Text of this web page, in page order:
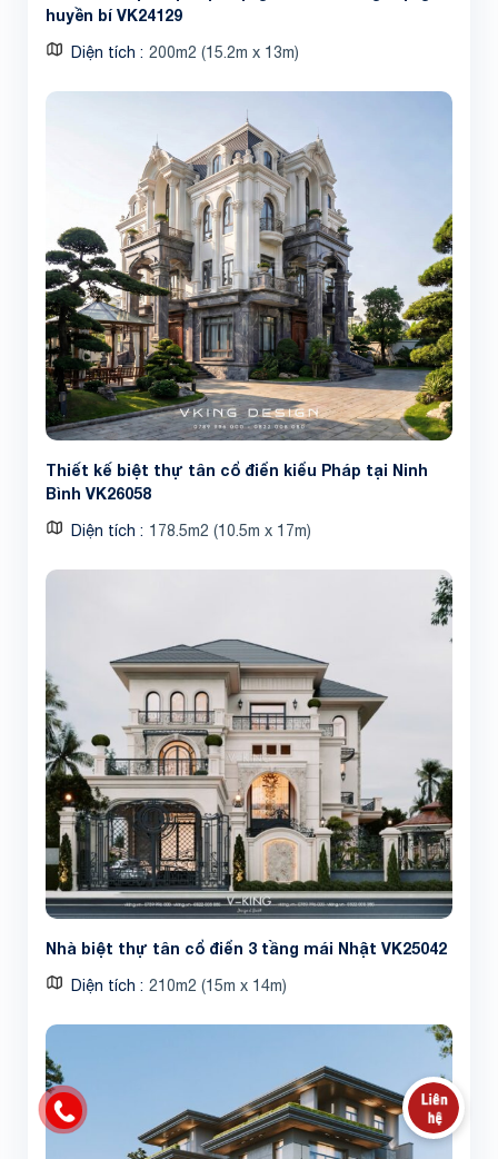
huyền bí VK24129
Diện tích 200m2 (15.2m x 13m)
Thiết kế biệt thự tân cổ điển kiểu Pháp tại Ninh
Bình VK26058
Diện tích 178.5m2 (10.5m x 17m)
Nhà biệt thự tân cổ điển 3 tầng mái Nhật VK25042
Diện tích 210m2 (15m x 14m)